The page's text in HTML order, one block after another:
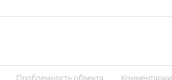
Проблемность объекта Комментарии